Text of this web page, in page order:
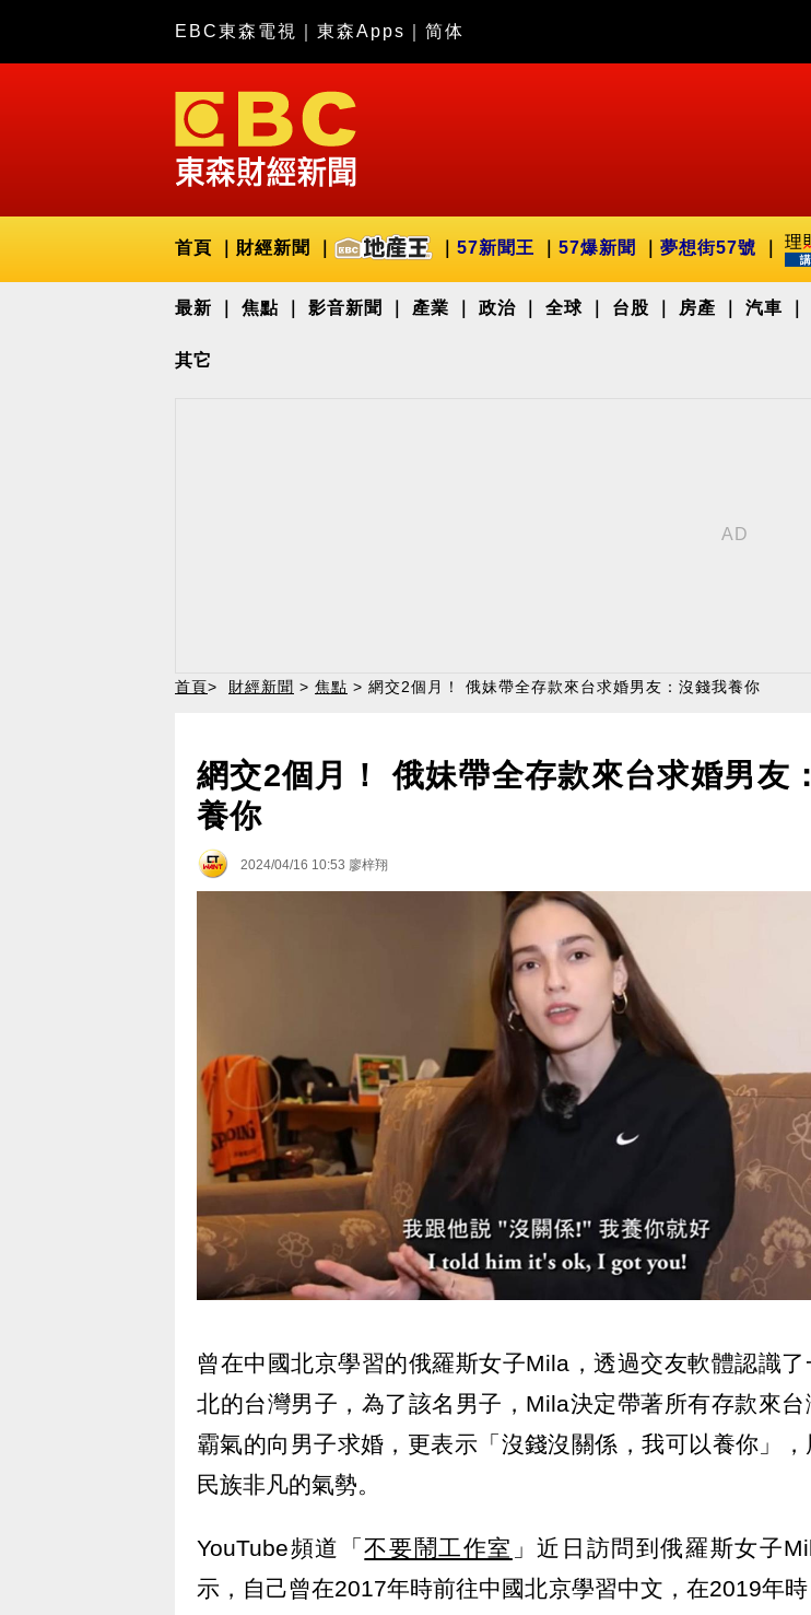
EBC東森電視 東森Apps 简体
首頁 財經新聞 57新聞王 57爆新聞 夢想街57號
最新 焦點 影音新聞 產業 政治 全球 台股 房產 汽車
其它
首頁> 財經新聞 > 焦點 > 網交2個月！ 俄妹帶全存款來台求婚男友：沒錢我養你
網交2個月！ 俄妹帶全存款來台求婚男友
養你
2024/04/16 10:53 廖梓翔
曾在中國北京學習的俄羅斯女子Mila，透過交友軟體認識了
北的台灣男子，為了該名男子，Mila決定帶著所有存款來台
霸氣的向男子求婚，更表示「沒錢沒關係，我可以養你」，
民族非凡的氣勢。
YouTube頻道「不要鬧工作室 」近日訪問到俄羅斯女子
示，自己曾在2017年時前往中國北京學習中文，在2019年